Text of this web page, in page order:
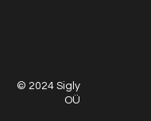
© 2024 Sigly
OÜ